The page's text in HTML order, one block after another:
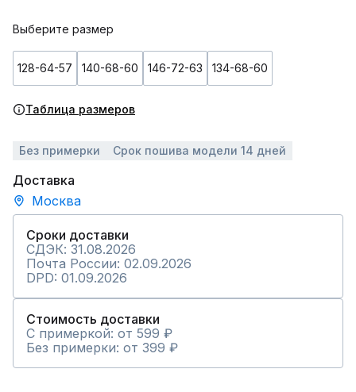
Выберите размер
128-64-57 140-68-60 146-72-63 134-68-60
Таблица размеров
Без примерки Срок пошива модели 14 дней
Доставка
Москва
Сроки доставки
СДЭК: 31.08.2026
Почта России: 02.09.2026
DPD: 01.09.2026
Стоимость доставки
С примеркой: от 599 ₽
Без примерки: от 399 ₽